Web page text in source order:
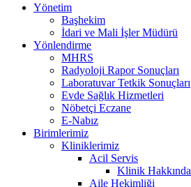
Yönetim
Başhekim
İdari ve Mali İşler Müdürü
Yönlendirme
MHRS
Radyoloji Rapor Sonuçları
Laboratuvar Tetkik Sonuçları
Evde Sağlık Hizmetleri
Nöbetçi Eczane
E-Nabız
Birimlerimiz
Kliniklerimiz
Acil Servis
Klinik Hakkında
Aile Hekimliği